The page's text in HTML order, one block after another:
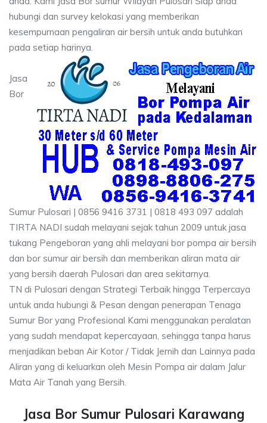
hubungi dan survey kelokasi yang memberikan
kesempurnaan pengaliran air bersih untuk anda butuhkan
pada setiap harinya.
Jasa
Bor
Sumur Pulosari | 0856 9416 3731 | 0818 493 097 adalah
TIRTA NADI sudah melayani sejak tahun 2009 untuk jasa
tukang Pengeboran yang ahli melayani bor pompa air bersih
dan bor sumur air bersih dan memberikan aliran mata air
yang bersih daerah Pulosari dan area sekitarnya.
TN di Pulosari dengan Strategi Terbaik hingga Terpercaya
untuk anda hubungi & Pesan dengan penerapan Tenaga
Sumur Bor yang Profesional Kami menggunakan peralatan
yang sudah mendapat kepercayaan, sehingga tanpa harus
menjadikan beban Air Kotor / Tidak Jernih dan Lainnya pada
Aliran yang di keluarkan oleh Mesin Pompa air dalam Jalur
Mata Air Tanah yang Bersih.
Jasa Bor Sumur Pulosari Karawang